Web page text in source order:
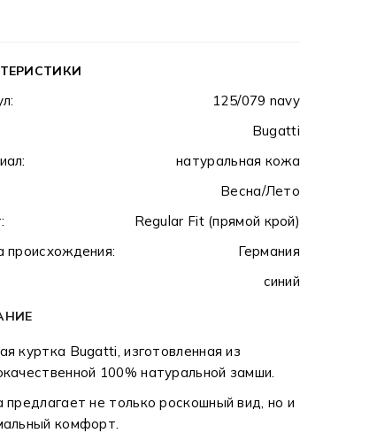
125/079 navy
Bugatti
натуральная кожа
Весна/Лето
Regular Fit (прямой крой)
происхождения:
Германия
синий
куртка Bugatti, изготовленная из
100% натуральной замши.
предлагает не только роскошный вид, но и
комфорт.